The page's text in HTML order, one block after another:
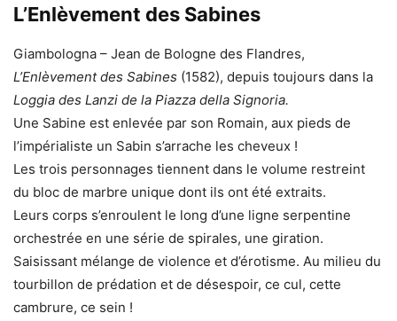
L’Enlèvement des Sabines
Giambologna – Jean de Bologne des Flandres,
L’Enlèvement des Sabines (1582), depuis toujours dans la
Loggia des Lanzi de la Piazza della Signoria.
Une Sabine est enlevée par son Romain, aux pieds de
l’impérialiste un Sabin s’arrache les cheveux !
Les trois personnages tiennent dans le volume restreint
du bloc de marbre unique dont ils ont été extraits.
Leurs corps s’enroulent le long d’une ligne serpentine
orchestrée en une série de spirales, une giration.
Saisissant mélange de violence et d’érotisme. Au milieu du
tourbillon de prédation et de désespoir, ce cul, cette
cambrure, ce sein !